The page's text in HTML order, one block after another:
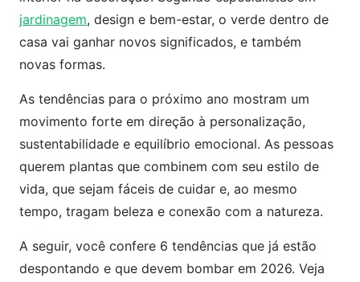
jardinagem, design e bem-estar, o verde dentro de
casa vai ganhar novos significados, e também
novas formas.
As tendências para o próximo ano mostram um
movimento forte em direção à personalização,
sustentabilidade e equilíbrio emocional. As pessoas
querem plantas que combinem com seu estilo de
vida, que sejam fáceis de cuidar e, ao mesmo
tempo, tragam beleza e conexão com a natureza.
A seguir, você confere 6 tendências que já estão
despontando e que devem bombar em 2026. Veja